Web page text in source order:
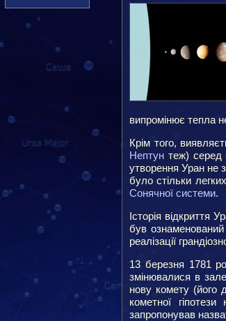
випромінює тепла
Крім того,
Нептун теж) серед
утворення Уран не
було стільки
Сонячної системи.
Історія відкриття
був
реалізації
13 березня 1781
змінювалися в
нову комету (його
кометної
запропонував